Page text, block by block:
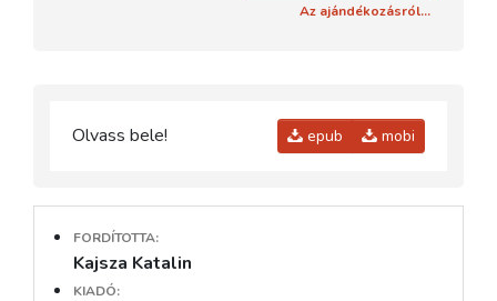
Az ajándékozásról...
Olvass bele! epub mobi
FORDÍTOTTA:
Kajsza Katalin
KIADÓ: